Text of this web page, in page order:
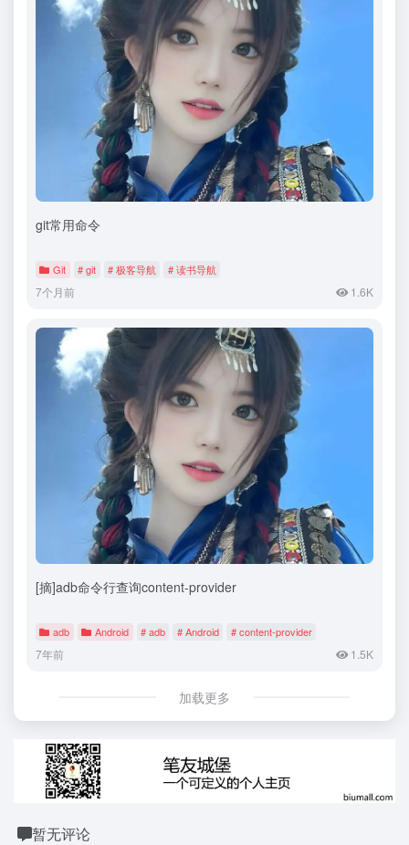
git常用命令
Git # git # 极客导航 # 读书导航
7个月前 1.6K
[摘]adb命令行查询content-provider
adb Android # adb # Android # content-provider
7年前 1.5K
加载更多
暂无评论